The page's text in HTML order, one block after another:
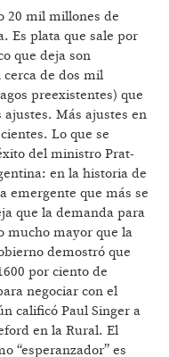
20 mil millones de
Es plata que sale por
que deja son
de dos mil
preexistentes) que
ajustes. Más ajustes en
Lo que se
del ministro Prat-
en la historia de
emergente que más se
que la demanda para
mucho mayor que la
demostró que
por ciento de
negociar con el
calificó Paul Singer a
en la Rural. El
“esperanzador” es